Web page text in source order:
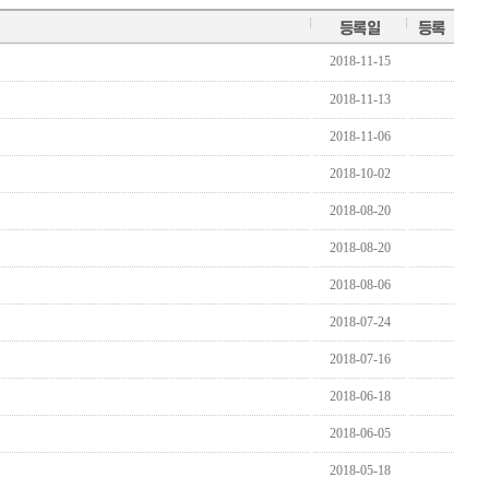
등록일 등록
2018-11-15
2018-11-13
2018-11-06
2018-10-02
2018-08-20
2018-08-20
2018-08-06
2018-07-24
2018-07-16
2018-06-18
2018-06-05
2018-05-18